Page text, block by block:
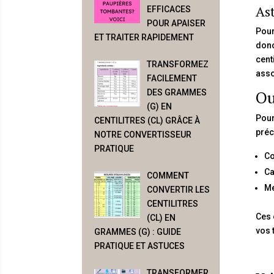
EFFICACES
POUR APAISER
ET TRAITER RAPIDEMENT
TRANSFORMEZ
FACILEMENT
DES GRAMMES
(G) EN
CENTILITRES (CL) GRÂCE À
NOTRE CONVERTISSEUR
PRATIQUE
COMMENT
CONVERTIR LES
CENTILITRES
(CL) EN
GRAMMES (G) : GUIDE
PRATIQUE ET ASTUCES
vos